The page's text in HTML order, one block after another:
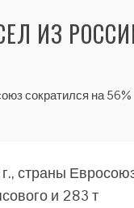
ИЗ
сократился на 56%
страны
и 283 т